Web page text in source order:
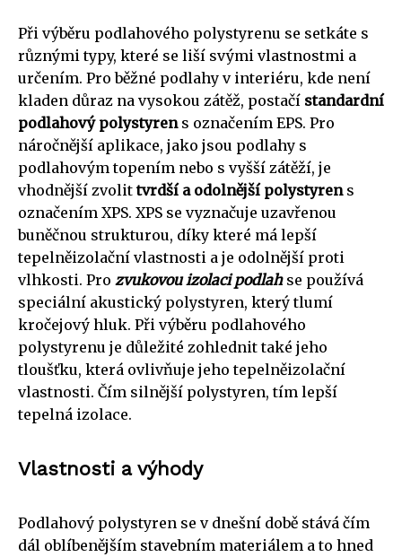
Při výběru podlahového polystyrenu se setkáte s
různými typy, které se liší svými vlastnostmi a
určením. Pro běžné podlahy v interiéru, kde není
kladen důraz na vysokou zátěž, postačí standardní
podlahový polystyrens označením EPS. Pro
náročnější aplikace, jako jsou podlahy s
podlahovým topením nebo s vyšší zátěží, je
vhodnější zvolittvrdší a odolnější polystyrens
označením XPS. XPS se vyznačuje uzavřenou
buněčnou strukturou, díky které má lepší
tepelněizolační vlastnosti a je odolnější proti
vlhkosti. Pro zvukovou izolaci podlahse používá
speciální akustický polystyren, který tlumí
kročejový hluk. Při výběru podlahového
polystyrenu je důležité zohlednit také jeho
tloušťku, která ovlivňuje jeho tepelněizolační
vlastnosti. Čím silnější polystyren, tím lepší
tepelná izolace.
Vlastnosti a výhody
Podlahový polystyren se v dnešní době stává čím
dál oblíbenějším stavebním materiálem a to hned